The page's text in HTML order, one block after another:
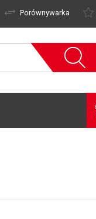
Porównywarka